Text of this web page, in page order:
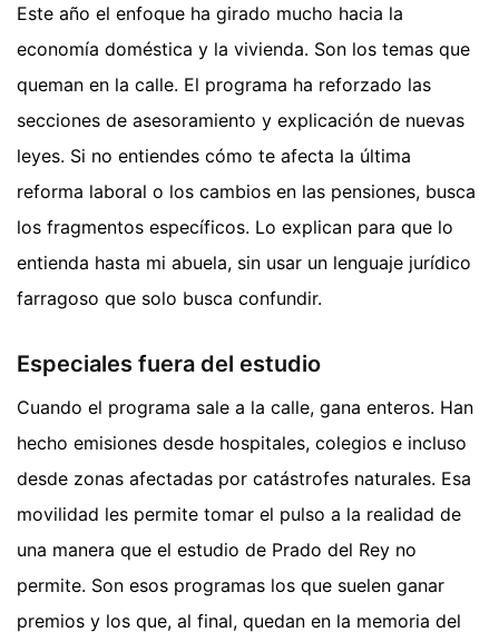
Este año el enfoque ha girado mucho hacia la
economía doméstica y la vivienda. Son los temas que
queman en la calle. El programa ha reforzado las
secciones de asesoramiento y explicación de nuevas
leyes. Si no entiendes cómo te afecta la última
reforma laboral o los cambios en las pensiones, busca
los fragmentos específicos. Lo explican para que lo
entienda hasta mi abuela, sin usar un lenguaje jurídico
farragoso que solo busca confundir.
Especiales fuera del estudio
Cuando el programa sale a la calle, gana enteros. Han
hecho emisiones desde hospitales, colegios e incluso
desde zonas afectadas por catástrofes naturales. Esa
movilidad les permite tomar el pulso a la realidad de
una manera que el estudio de Prado del Rey no
permite. Son esos programas los que suelen ganar
premios y los que, al final, quedan en la memoria del